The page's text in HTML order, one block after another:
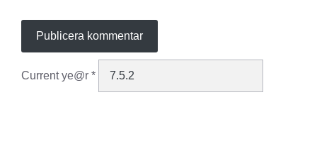
Current ye@r *